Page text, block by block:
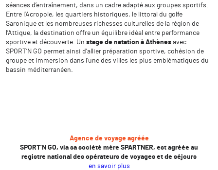
séances d’entraînement, dans un cadre adapté aux groupes sportifs.
Entre l’Acropole, les quartiers historiques, le littoral du golfe
Saronique et les nombreuses richesses culturelles de la région de
l’Attique, la destination offre un équilibre idéal entre performance
sportive et découverte. Un stage de natation à Athènes avec
SPORT’N GO permet ainsi d’allier préparation sportive, cohésion de
groupe et immersion dans l’une des villes les plus emblématiques du
bassin méditerranéen.
Agence de voyage agréée
SPORT’N GO, via sa société mère SPARTNER, est agréée au
registre national des opérateurs de voyages et de séjours
en savoir plus